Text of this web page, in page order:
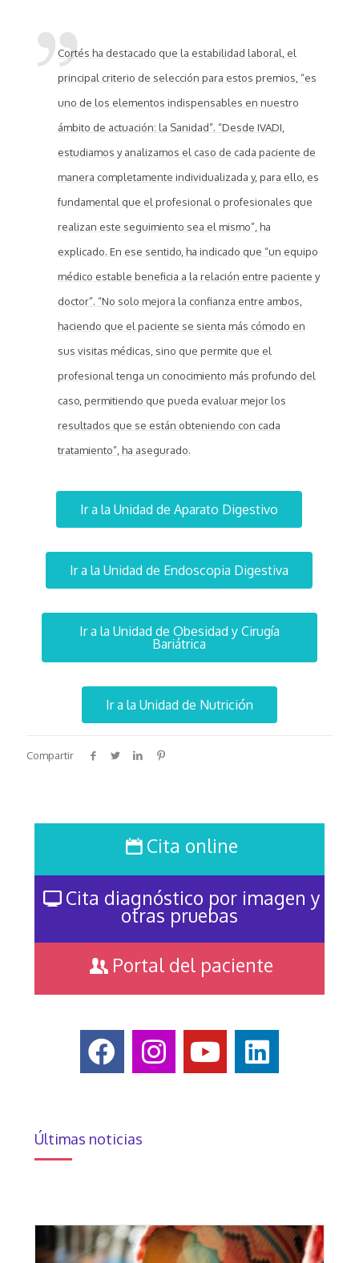
Cortés ha destacado que la estabilidad laboral, el
principal criterio de selección para estos premios, “es
uno de los elementos indispensables en nuestro
ámbito de actuación: la Sanidad”. “Desde IVADI,
estudiamos y analizamos el caso de cada paciente de
manera completamente individualizada y, para ello, es
fundamental que el profesional o profesionales que
realizan este seguimiento sea el mismo”, ha
explicado. En ese sentido, ha indicado que “un equipo
médico estable beneficia a la relación entre paciente y
doctor”. “No solo mejora la confianza entre ambos,
haciendo que el paciente se sienta más cómodo en
sus visitas médicas, sino que permite que el
profesional tenga un conocimiento más profundo del
caso, permitiendo que pueda evaluar mejor los
resultados que se están obteniendo con cada
tratamiento”, ha asegurado.
Ir a la Unidad de Aparato Digestivo
Ir a la Unidad de Endoscopia Digestiva
Ir a la Unidad de Obesidad y Cirugía
Bariátrica
Ir a la Unidad de Nutrición
Compartir
Cita online
Cita diagnóstico por imagen y
otras pruebas
Portal del paciente
Últimas noticias